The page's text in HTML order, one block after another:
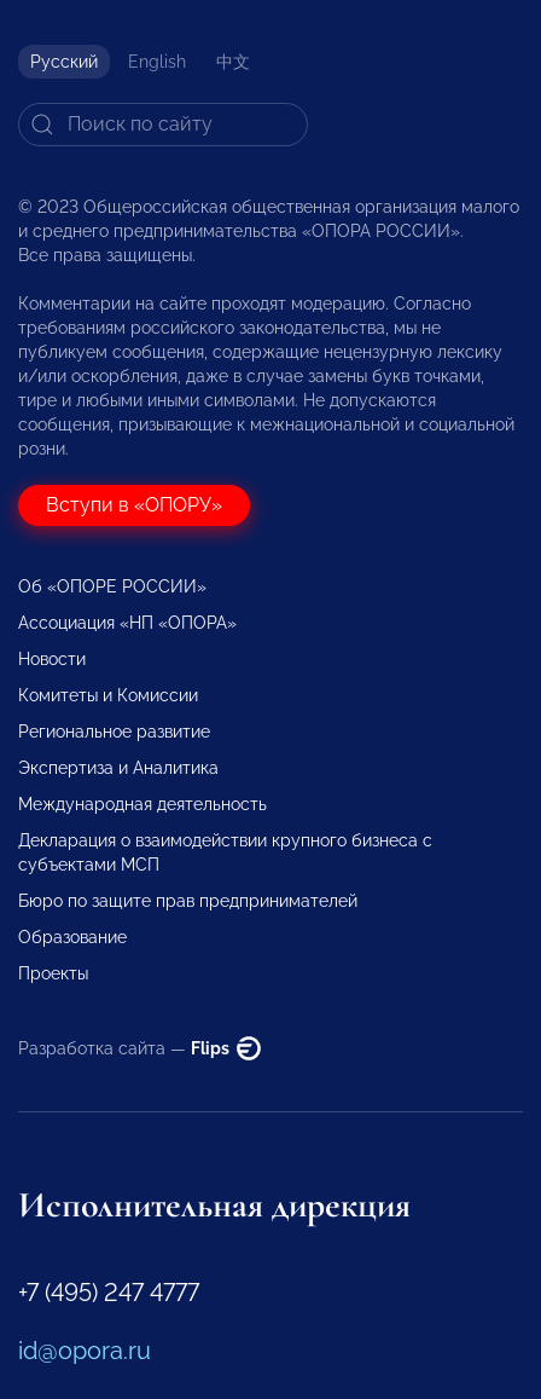
Русский English 中文
© 2023 Общероссийская общественная организация малого
и среднего предпринимательства «ОПОРА РОССИИ».
Все права защищены.
Комментарии на сайте проходят модерацию. Согласно
требованиям российского законодательства, мы не
публикуем сообщения, содержащие нецензурную лексику
и/или оскорбления, даже в случае замены букв точками,
тире и любыми иными символами. Не допускаются
сообщения, призывающие к межнациональной и социальной
розни.
Вступи в «ОПОРУ»
Об «ОПОРЕ РОССИИ»
Ассоциация «НП «ОПОРА»
Новости
Комитеты и Комиссии
Региональное развитие
Экспертиза и Аналитика
Международная деятельность
Декларация о взаимодействии крупного бизнеса с
субъектами МСП
Бюро по защите прав предпринимателей
Образование
Проекты
Разработка сайта — Flips
Исполнительная дирекция
+7 (495) 247 4777
id@opora.ru